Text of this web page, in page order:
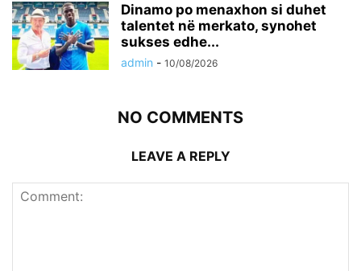
Dinamo po menaxhon si duhet
talentet në merkato, synohet
sukses edhe...
admin - 10/08/2026
NO COMMENTS
LEAVE A REPLY